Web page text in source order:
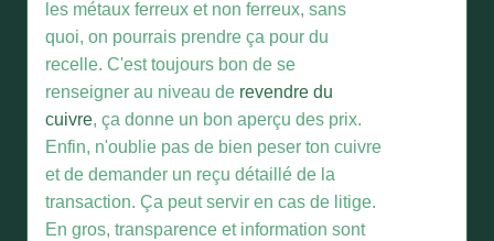
les métaux ferreux et non ferreux, sans
quoi, on pourrais prendre ça pour du
recelle. C'est toujours bon de se
renseigner au niveau de revendre du
cuivre, ça donne un bon aperçu des prix.
Enfin, n'oublie pas de bien peser ton cuivre
et de demander un reçu détaillé de la
transaction. Ça peut servir en cas de litige.
En gros, transparence et information sont